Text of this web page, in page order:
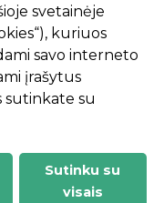
svetainėje
kuriuos
savo interneto
įrašytus
sutinkate su
Sutinku su
visais